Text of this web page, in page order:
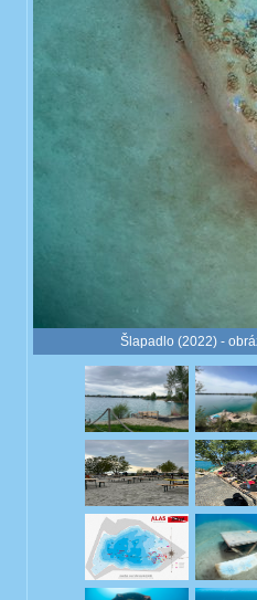
Šlapadlo (2022) -